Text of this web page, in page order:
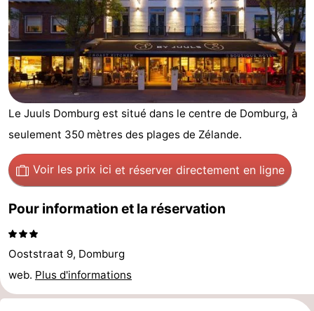
Webcam
Plage
Passer
la
nuit
Appartements
-
Loverendale
Résidence
Wijngaerde
Campings
Chambre
d'hôtes
Chaumières
-
Buitenhof
-
Le Juuls Domburg est situé dans le centre de Domburg, à
seulement 350 mètres des plages de Zélande.
Voir les prix ici et réserver directement en ligne
Pour information et la réservation
Ooststraat 9, Domburg
web. Plus d'informations